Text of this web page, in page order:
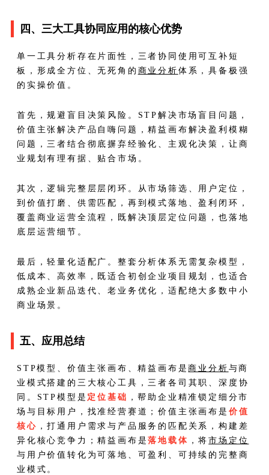
四、三大工具协同应用的核心优势
单一工具分析存在片面性，三者协同使用可互补短
板，形成全方位、无死角的 商业分析 体系，具备极强
的实操价值。
首先，规避盲目决策风险。STP解决市场盲目问题，
价值主张解决产品自嗨问题，精益画布解决盈利模糊
问题，三者结合彻底摒弃经验化、主观化决策，让商
业规划有理有据、贴合市场。
其次，逻辑完整层层闭环。从市场筛选、用户定位，
到价值打磨、供需匹配，再到模式落地、盈利闭环，
覆盖商业运营全流程，既解决顶层定位问题，也落地
底层运营细节。
最后，轻量化适配广。整套分析体系无需复杂模型，
低成本、高效率，既适合初创企业项目规划，也适合
成熟企业新品迭代、老业务优化，适配绝大多数中小
商业场景。
五、应用总结
STP模型、价值主张画布、精益画布是商业分析 与商
业模式搭建的三大核心工具，三者各司其职、深度协
同。STP模型是 定位基础 ，帮助企业精准锁定细分市
场与目标用户，找准经营赛道；价值主张画布是 价值
核心 ，打通用户需求与产品服务的匹配关系，构建差
异化核心竞争力；精益画布是落地载体 ，将市场定位
与用户价值转化为可落地、可盈利、可持续的完整商
业模式。